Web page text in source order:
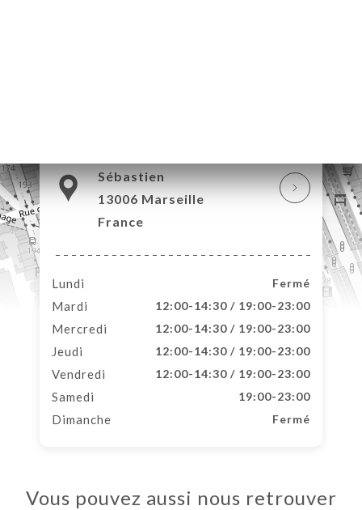
Sébastien
13006 Marseille
France
Lundi Fermé
Mardi 12:00-14:30 / 19:00-23:00
Mercredi 12:00-14:30 / 19:00-23:00
Jeudi 12:00-14:30 / 19:00-23:00
Vendredi 12:00-14:30 / 19:00-23:00
Samedi 19:00-23:00
Dimanche Fermé
Vous pouvez aussi nous retrouver